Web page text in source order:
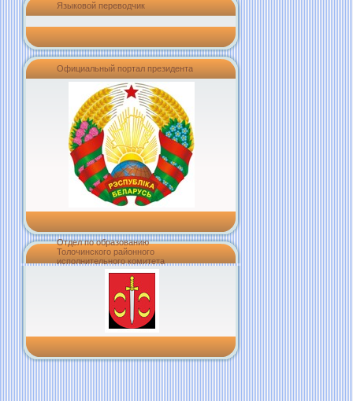
Языковой переводчик
Официальный портал президента
Отдел по образованию
Толочинского районного
исполнительного комитета